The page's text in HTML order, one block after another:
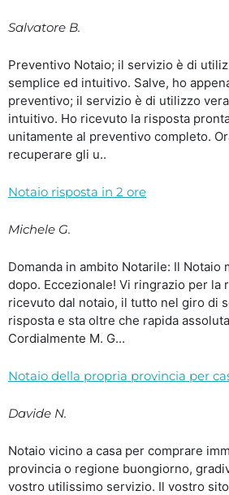
Salvatore B.
Preventivo Notaio; il servizio è di
semplice ed intuitivo. Salve, ho
preventivo; il servizio è di utilizzo
intuitivo. Ho ricevuto la risposta
unitamente al preventivo completo.
recuperare gli u..
Notaio risposta in 2 ore
Michele G.
Domanda in ambito Notarile: Il Notaio
dopo. Eccezionale! Vi ringrazio per la
ricevuto dal notaio, il tutto nel giro di
risposta e sta oltre che rapida
Cordialmente M. G...
Notaio della propria provincia per
Davide N.
Notaio vicino a casa per comprare
provincia o regione buongiorno,
vostro utilissimo servizio. Il vostro